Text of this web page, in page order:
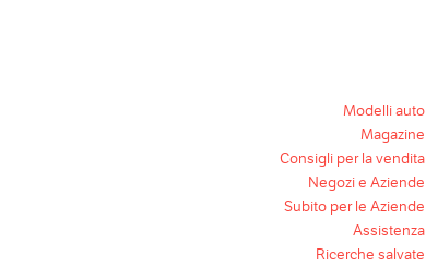
Modelli auto
Magazine
Consigli per la vendita
Negozi e Aziende
Subito per le Aziende
Assistenza
Ricerche salvate